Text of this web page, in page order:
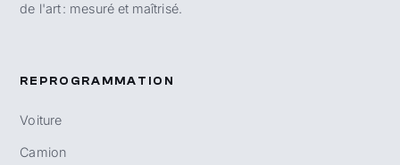
de l'art : mesuré et maîtrisé.
REPROGRAMMATION
Voiture
Camion